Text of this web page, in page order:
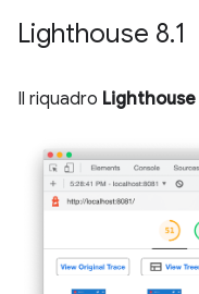
Lighthouse 8.1
Il riquadro Lighthouse